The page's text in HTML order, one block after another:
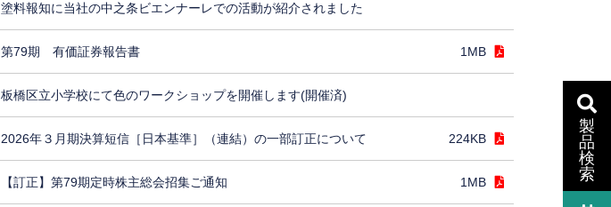
塗料報知に当社の中之条ビエンナーレでの活動が紹介されました
第79期 有価証券報告書 1MB
板橋区立小学校にて色のワークショップを開催します(開催済)
2026年３月期決算短信［日本基準］（連結）の一部訂正について 224KB
【訂正】第79期定時株主総会招集ご通知 1MB
製
品
検
索